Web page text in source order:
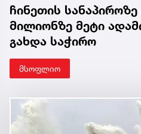
ჩინეთის
მილიონზე მეტი
გახდა საჭირო
მსოფლიო